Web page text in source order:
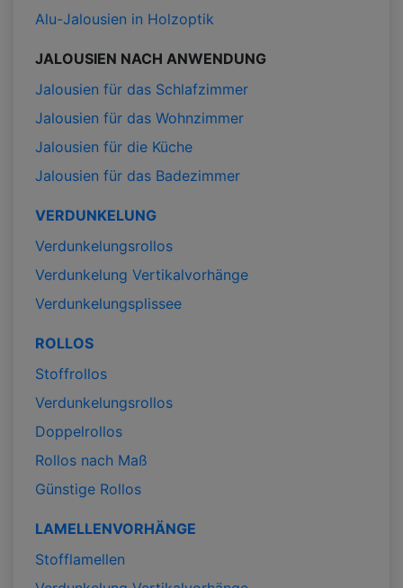
Alu-Jalousien in Holzoptik
JALOUSIEN NACH ANWENDUNG
Jalousien für das Schlafzimmer
Jalousien für das Wohnzimmer
Jalousien für die Küche
Jalousien für das Badezimmer
VERDUNKELUNG
Verdunkelungsrollos
Verdunkelung Vertikalvorhänge
Verdunkelungsplissee
ROLLOS
Stoffrollos
Verdunkelungsrollos
Doppelrollos
Rollos nach Maß
Günstige Rollos
LAMELLENVORHÄNGE
Stofflamellen